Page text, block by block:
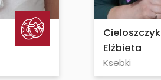
Cieloszczyk
Elżbieta
Ksebki